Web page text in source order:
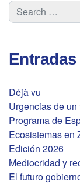
Déjà vu
Urgencias de
Programa de
Ecosistemas en
Edición 2026
Mediocridad y
El futuro